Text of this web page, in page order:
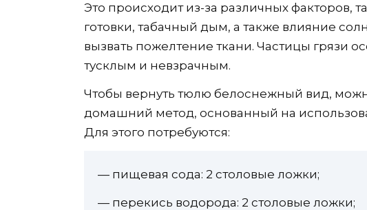
Это происходит из-за различных факторов,
готовки, табачный дым, а также влияние
вызвать пожелтение ткани. Частицы грязи
тусклым и невзрачным.
Чтобы вернуть тюлю белоснежный вид,
домашний метод, основанный на
Для этого потребуются:
— пищевая сода: 2 столовые ложки;
— перекись водорода: 2 столовые ложки;